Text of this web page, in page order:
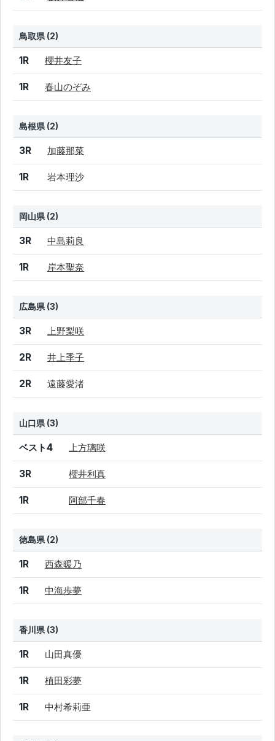
鳥取県 (2)
結果 シード 選手名
1R 櫻井友子
1R 春山のぞみ
島根県 (2)
結果 シード 選手名
3R 加藤那菜
1R 岩本理沙
岡山県 (2)
結果 シード 選手名
3R 中島莉良
1R 岸本聖奈
広島県 (3)
結果 シード 選手名
3R 上野梨咲
2R 井上季子
2R 遠藤愛渚
山口県 (3)
結果 シード 選手名
ベスト4 上方璃咲
3R 櫻井利真
1R 阿部千春
徳島県 (2)
結果 シード 選手名
1R 西森暖乃
1R 中海歩夢
香川県 (3)
結果 シード 選手名
1R 山田真優
1R 植田彩夢
1R 中村希莉亜